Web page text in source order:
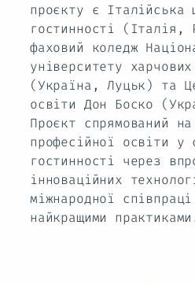
проєкту є Італійська
гостинності (Італія,
фаховий коледж
університету
(Україна, Луцьк) та
освіти Дон Боско
Проєкт спрямований
професійної освіти у
гостинності через
інноваційних
міжнародної
найкращими